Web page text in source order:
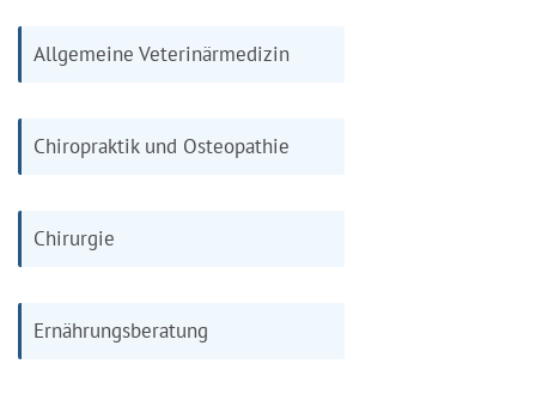
Allgemeine Veterinärmedizin
Chiropraktik und Osteopathie
Chirurgie
Ernährungsberatung